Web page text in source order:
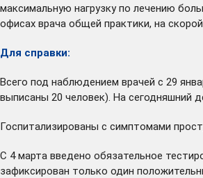
максимальную нагрузку по лечению
офисах врача общей практики, на
Для справки:
Всего под наблюдением врачей с 29
выписаны 20 человек). На сегодняшний
Госпитализированы с симптомами
С 4 марта введено обязательное
зафиксирован только один